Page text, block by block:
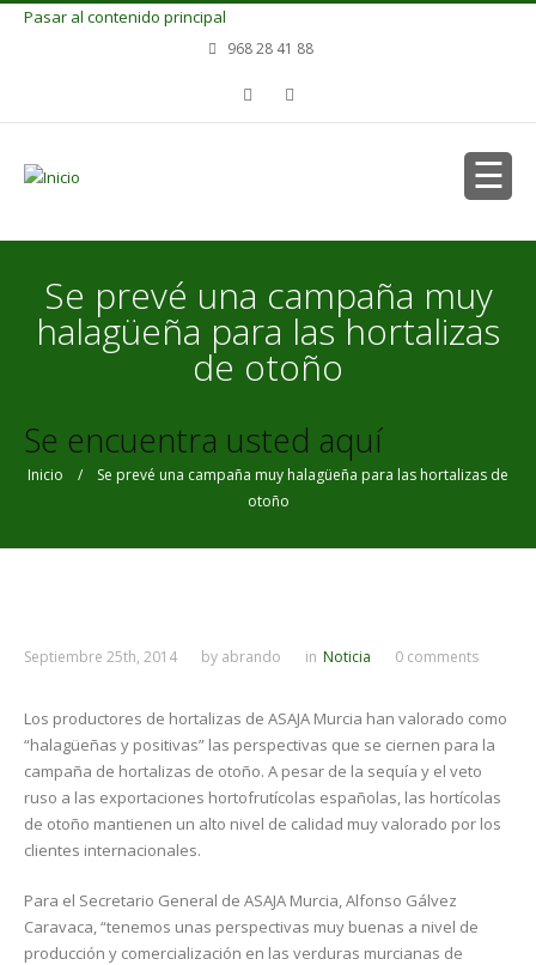
Pasar al contenido principal
968 28 41 88
Se prevé una campaña muy
halagüeña para las hortalizas
de otoño
Se encuentra usted aquí
Inicio / Se prevé una campaña muy halagüeña para las hortalizas de
otoño
Septiembre 25th, 2014 by abrando in Noticia 0 comments
Los productores de hortalizas de ASAJA Murcia han valorado como
“halagüeñas y positivas” las perspectivas que se ciernen para la
campaña de hortalizas de otoño. A pesar de la sequía y el veto
ruso a las exportaciones hortofrutícolas españolas, las hortícolas
de otoño mantienen un alto nivel de calidad muy valorado por los
clientes internacionales.
Para el Secretario General de ASAJA Murcia, Alfonso Gálvez
Caravaca, “tenemos unas perspectivas muy buenas a nivel de
producción y comercialización en las verduras murcianas de